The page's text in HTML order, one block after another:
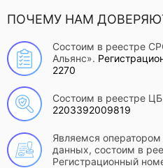
ПОЧЕМУ НАМ
Состоим в реестре
Альянс».
2270
Состоим в реестре
2203392009819
Являемся
данных, состоим в
Регистрационный